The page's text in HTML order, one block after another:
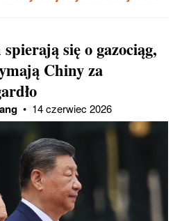
się o gazociąg,
Chiny za
• 14 czerwiec 2026